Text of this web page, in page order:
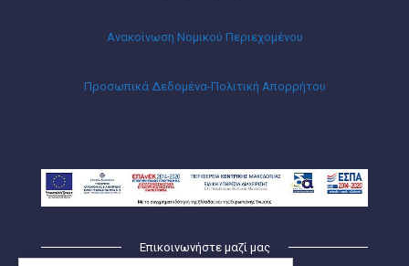
Ανακοίνωση Νομικού Περιεχομένου
Προσωπικά Δεδομένα-Πολιτική Απορρήτου
Επικοινωνήστε μαζί μας